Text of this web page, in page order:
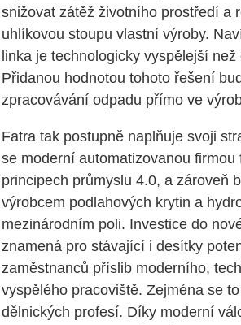
snižovat zátěž životního prostředí a
uhlíkovou stoupu vlastní výroby.
linka je technologicky vyspělejší
Přidanou hodnotou tohoto řešení
zpracovávání odpadu přímo ve
Fatra tak postupně naplňuje svoji
se moderní automatizovanou firmou
principech průmyslu 4.0, a zároveň
výrobcem podlahových krytin a
mezinárodním poli. Investice do
znamená pro stávající i desítky
zaměstnanců příslib moderního,
vyspělého pracoviště. Zejména se
dělnických profesí. Díky moderní